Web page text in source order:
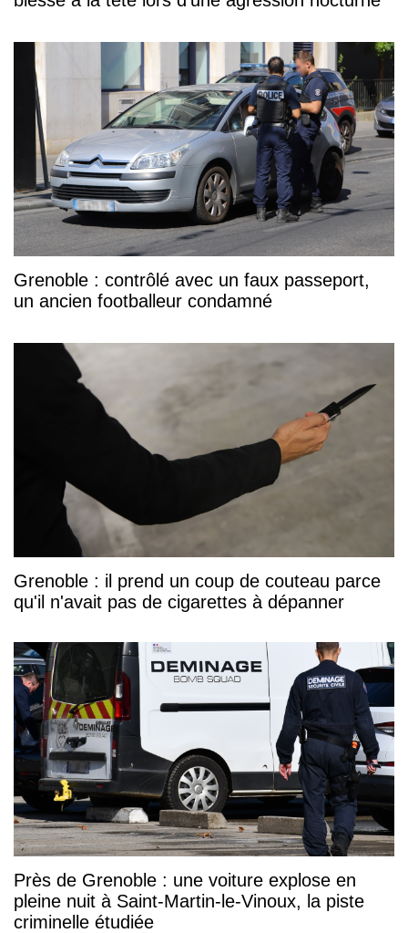
Grenoble : contrôlé avec un faux passeport,
un ancien footballeur condamné
Grenoble : il prend un coup de couteau parce
qu'il n'avait pas de cigarettes à dépanner
Près de Grenoble : une voiture explose en
pleine nuit à Saint-Martin-le-Vinoux, la piste
criminelle étudiée